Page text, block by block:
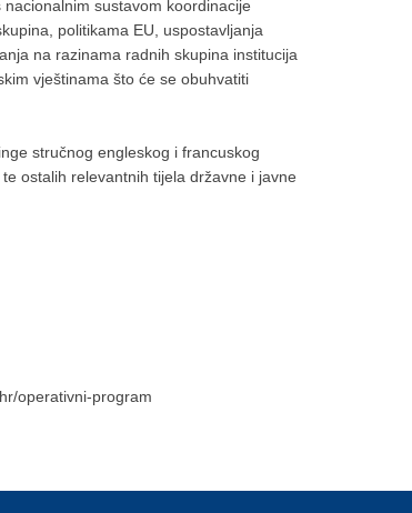
sustavom koordinacije
politikama EU, uspostavljanja
na razinama radnih skupina institucija
vještinama što će se obuhvatiti
stručnog engleskog i francuskog
ostalih relevantnih tijela državne i javne
operativni-program